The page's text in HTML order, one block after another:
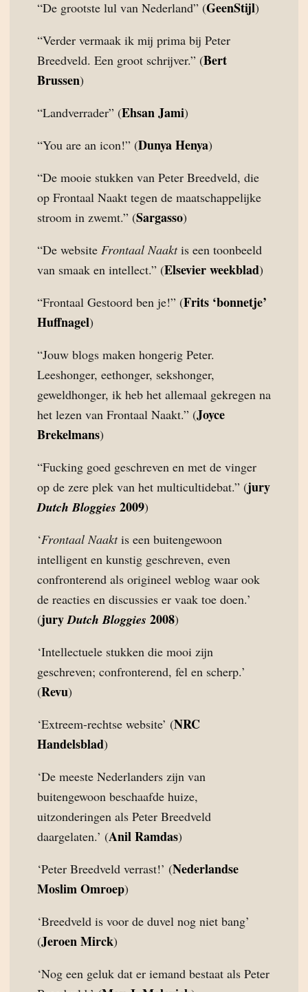
“De grootste lul van Nederland” (GeenStijl)
“Verder vermaak ik mij prima bij Peter
Breedveld. Een groot schrijver.” (Bert
Brussen)
“Landverrader” (Ehsan Jami)
“You are an icon!” (Dunya Henya)
“De mooie stukken van Peter Breedveld, die
op Frontaal Naakt tegen de maatschappelijke
stroom in zwemt.” (Sargasso)
“De website Frontaal Naaktis een toonbeeld
van smaak en intellect.” (Elsevier weekblad)
“Frontaal Gestoord ben je!” (Frits ‘bonnetje’
Huffnagel)
“Jouw blogs maken hongerig Peter.
Leeshonger, eethonger, sekshonger,
geweldhonger, ik heb het allemaal gekregen na
het lezen van Frontaal Naakt.” (Joyce
Brekelmans)
“Fucking goed geschreven en met de vinger
op de zere plek van het multicultidebat.” (jury
Dutch Bloggies 2009)
‘Frontaal Naaktis een buitengewoon
intelligent en kunstig geschreven, even
confronterend als origineel weblog waar ook
de reacties en discussies er vaak toe doen.’
(juryDutch Bloggies 2008)
‘Intellectuele stukken die mooi zijn
geschreven; confronterend, fel en scherp.’
(Revu)
‘Extreem-rechtse website’ (NRC
Handelsblad)
‘De meeste Nederlanders zijn van
buitengewoon beschaafde huize,
uitzonderingen als Peter Breedveld
daargelaten.’ (Anil Ramdas)
‘Peter Breedveld verrast!’ (Nederlandse
Moslim Omroep)
‘Breedveld is voor de duvel nog niet bang’
(Jeroen Mirck)
‘Nog een geluk dat er iemand bestaat als Peter